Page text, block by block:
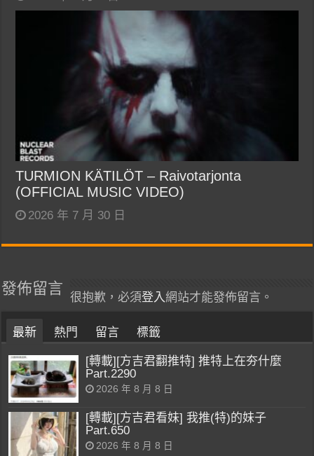
TURMION KÄTILÖT – Raivotarjonta
(OFFICIAL MUSIC VIDEO)
2026 年 7 月 30 日
發佈留言
很抱歉，必須登入網站才能發佈留言。
最新 熱門 留言 標籤
[轉載][方吉君翻推特] 推特上在夯什麼
Part.2290
2026 年 8 月 8 日
[轉載][方吉君看妹] 我推(特)的妹子
Part.650
2026 年 8 月 8 日